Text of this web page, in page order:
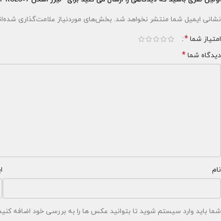
نشانی ایمیل شما منتشر نخواهد شد. بخش‌های موردنیاز علامت‌گذاری
امتیاز شما *
دیدگاه شما *
نام
شما باید وارد سیستم شوید تا بتوانید عکس ها را به بررسی خود اضافه